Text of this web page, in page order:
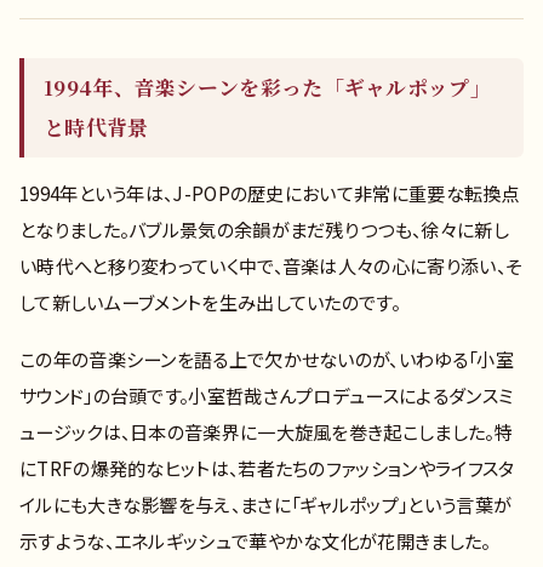
1994年、音楽シーンを彩った「ギャルポップ」
と時代背景
1994年という年は、J-POPの歴史において非常に重要な転換点
となりました。バブル景気の余韻がまだ残りつつも、徐々に新し
い時代へと移り変わっていく中で、音楽は人々の心に寄り添い、そ
して新しいムーブメントを生み出していたのです。
この年の音楽シーンを語る上で欠かせないのが、いわゆる「小室
サウンド」の台頭です。小室哲哉さんプロデュースによるダンスミ
ュージックは、日本の音楽界に一大旋風を巻き起こしました。特
にTRFの爆発的なヒットは、若者たちのファッションやライフスタ
イルにも大きな影響を与え、まさに「ギャルポップ」という言葉が
示すような、エネルギッシュで華やかな文化が花開きました。